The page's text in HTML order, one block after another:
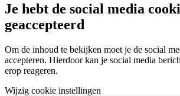
Je hebt de social media
geaccepteerd
Om de inhoud te bekijken moet je de social
accepteren. Hierdoor kan je social media
erop reageren.
Wijzig cookie instellingen